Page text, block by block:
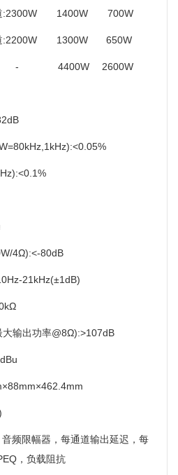
:2300W 1400W 700W
:2200W 1300W 650W
接: - 4400W 2600W
4Ω):<-80dB
21kHz(±1dB)
输出功率@8Ω):>107dB
限幅器，每通道输出延迟，每
，负载阻抗